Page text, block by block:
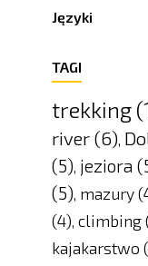
Języki
TAGI
trekking
river(6),
(5), jeziora
(5), mazury
(4), climbing
kajakarstwo